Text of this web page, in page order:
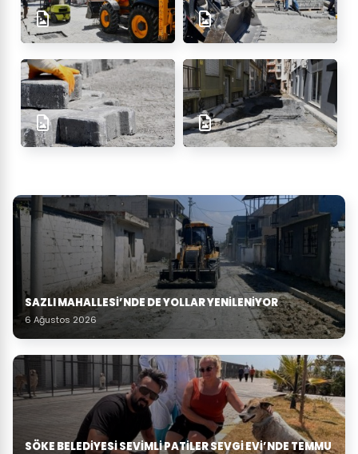
SAZLI MAHALLESİ’NDE DE YOLLAR YENİLENİYOR
6 Ağustos 2026
SÖKE BELEDIYESI SEVIMLI PATILER SEVGI EVI’NDE TEMMU